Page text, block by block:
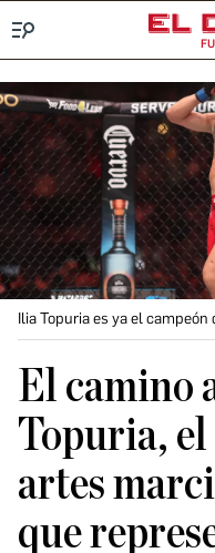
Ilia Topuria es ya el
El camino
Topuria, el
artes
que